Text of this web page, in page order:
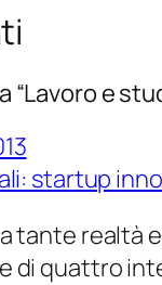
“Lavoro e
startup
tante realtà
di quattro